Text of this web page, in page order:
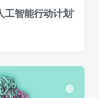
工智能行动计划’